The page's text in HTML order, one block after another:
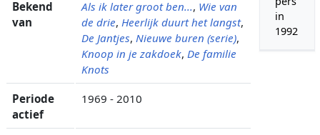
in
1992
Bekend
van
Als ik later groot ben..., Wie van
de drie, Heerlijk duurt het langst,
De Jantjes, Nieuwe buren (serie),
Knoop in je zakdoek, De familie
Knots
Periode
actief
1969 - 2010